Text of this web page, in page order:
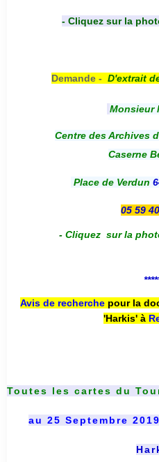
- Cliquez sur la
Demande - D'extrait
Monsieur
Centre des Archives
Caserne
Place de Verdun
05 59
- Cliquez sur la
Avis de recherche pour la
'Harkis' à
Toutes les cartes du
au 25 Septembre 2019